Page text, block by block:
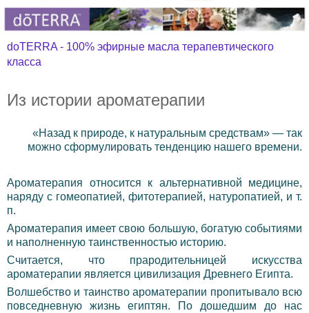
doTERRA - 100% эфирные масла терапевтического
класса
Из истории ароматерапии
«Назад к природе, к натуральным средствам» — так
можно сформулировать тенденцию нашего времени.
Ароматерапия относится к альтернативной медицине,
наряду с гомеопатией, фитотерапией, натуропатией, и т.
п.
Ароматерапия имеет свою большую, богатую событиями
и наполненную таинственностью историю.
Считается, что прародительницей искусства
ароматерапии является цивилизация Древнего Египта.
Волшебство и таинство ароматерапии пропитывало всю
повседневную жизнь египтян. По дошедшим до нас